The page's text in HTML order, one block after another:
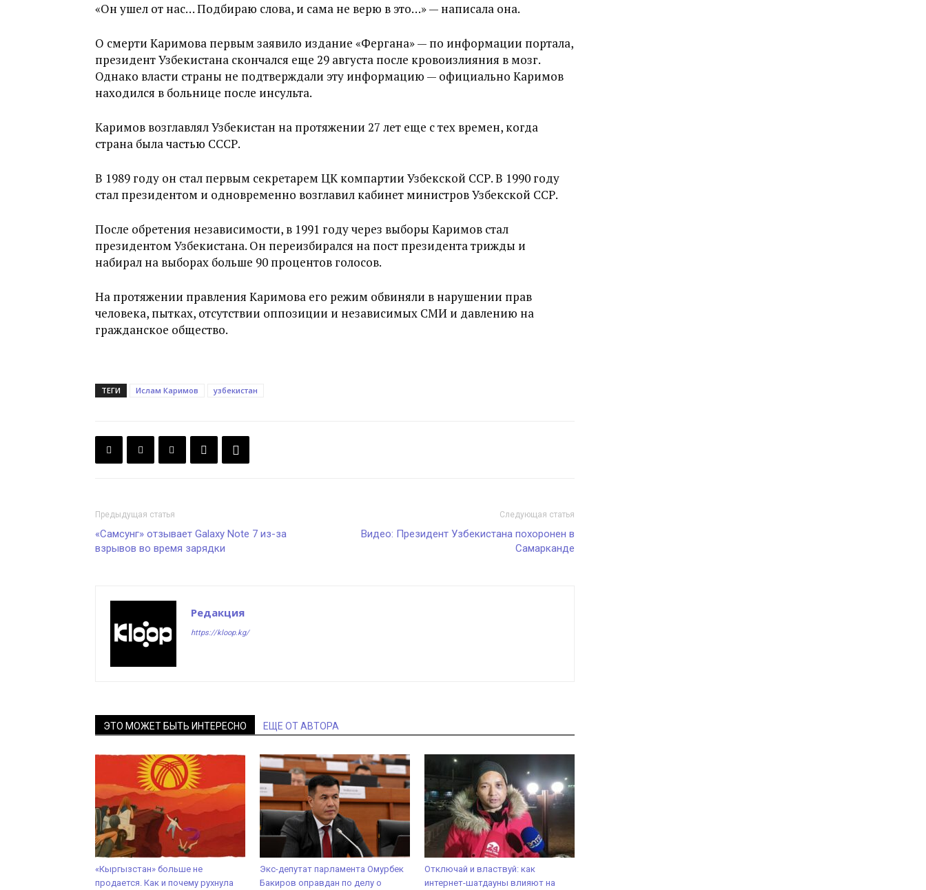
«Он ушел от нас… Подбираю слова, и сама не верю в это…» — написала она.
О смерти Каримова первым заявило издание «Фергана» — по информации портала,
президент Узбекистана скончался еще 29 августа после кровоизлияния в мозг.
Однако власти страны не подтверждали эту информацию — официально Каримов
находился в больнице после инсульта.
Каримов возглавлял Узбекистан на протяжении 27 лет еще с тех времен, когда
страна была частью СССР.
В 1989 году он стал первым секретарем ЦК компартии Узбекской ССР. В 1990 году
стал президентом и одновременно возглавил кабинет министров Узбекской ССР.
После обретения независимости, в 1991 году через выборы Каримов стал
президентом Узбекистана. Он переизбирался на пост президента трижды и
набирал на выборах больше 90 процентов голосов.
На протяжении правления Каримова его режим обвиняли в нарушении прав
человека, пытках, отсутствии оппозиции и независимых СМИ и давлению на
гражданское общество.
ТЕГИ Ислам Каримов узбекистан
Предыдущая статья
«Самсунг» отзывает Galaxy Note 7 из-за
взрывов во время зарядки
Следующая статья
Видео: Президент Узбекистана похоронен в
Самарканде
Редакция
https://kloop.kg/
ЭТО МОЖЕТ БЫТЬ ИНТЕРЕСНО ЕЩЕ ОТ АВТОРА
«Кыргызстан» больше не
продается. Как и почему рухнула
Экс-депутат парламента Омурбек
Бакиров оправдан по делу о
Отключай и властвуй: как
интернет-шатдауны влияют на